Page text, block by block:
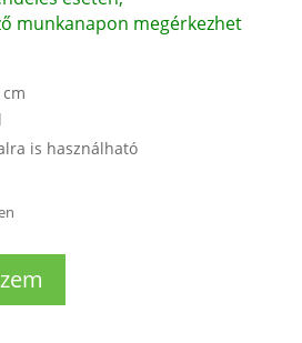
munkanapon megérkezhet
is használható